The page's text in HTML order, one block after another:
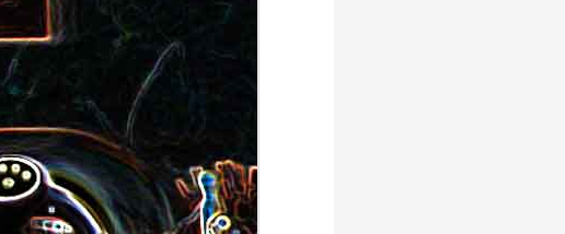
Pizza au camembert, au sirop
d'érable et aux noix